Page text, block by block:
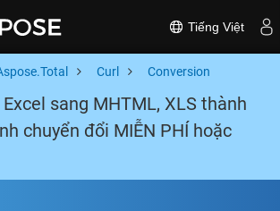
Tiếng Việt
Curl Conversion
sang MHTML, XLS thành
chuyển đổi MIỄN PHÍ hoặc